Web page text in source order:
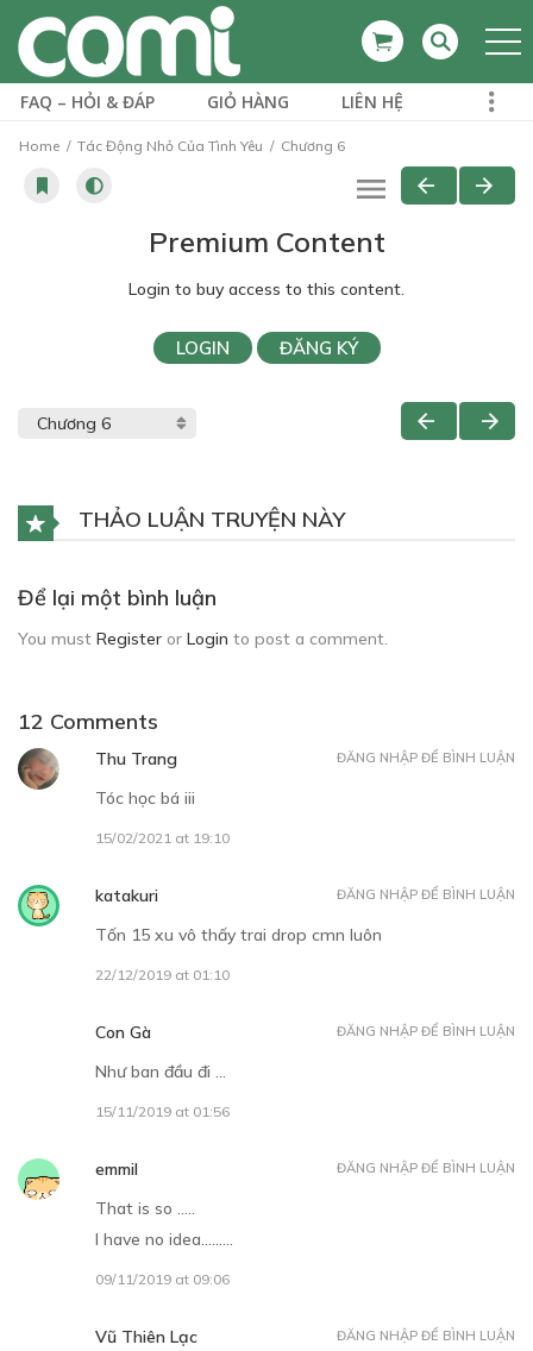
FAQ – HỎI & ĐÁP GIỎ HÀNG LIÊN HỆ
Home Tác Động Nhỏ Của Tình Yêu Chương 6
Premium Content
Login to buy access to this content.
LOGIN ĐĂNG KÝ
THẢO LUẬN TRUYỆN NÀY
Để lại một bình luận
You must Register or Login to post a comment.
12 Comments
Thu Trang
Tóc học bá iii
15/02/2021 at 19:10
ĐĂNG NHẬP ĐỂ BÌNH LUẬN
katakuri
Tốn 15 xu vô thấy trai drop cmn luôn
22/12/2019 at 01:10
ĐĂNG NHẬP ĐỂ BÌNH LUẬN
Con Gà
Như ban đầu đi …
15/11/2019 at 01:56
ĐĂNG NHẬP ĐỂ BÌNH LUẬN
emmil
That is so …..
I have no idea………
09/11/2019 at 09:06
ĐĂNG NHẬP ĐỂ BÌNH LUẬN
Vũ Thiên Lạc
ĐĂNG NHẬP ĐỂ BÌNH LUẬN